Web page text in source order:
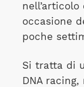
occasione
poche
Si tratta di
DNA racing,